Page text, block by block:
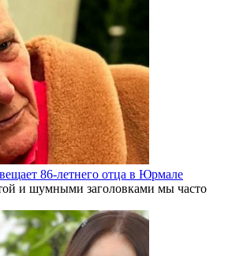
86-летнего отца в Юрмале
и шумными заголовками мы часто